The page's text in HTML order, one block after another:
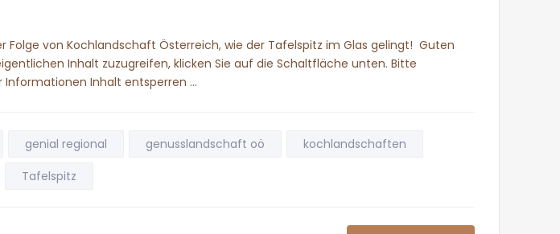
Folge von Kochlandschaft Österreich, wie der Tafelspitz im Glas gelingt! Guten
Inhalt zuzugreifen, klicken Sie auf die Schaltfläche unten. Bitte
Informationen Inhalt entsperren …
genial regional genusslandschaft oö
kochlandschaften
Tafelspitz